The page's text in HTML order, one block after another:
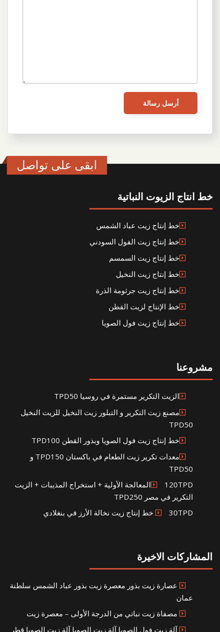
ابقى على تواصل
خط انتاج الزيوت النباتية
خط إنتاج زيت عباد الشمس
خط إنتاج زيت الفول السودني
خط إنتاج زيت السمسم
خط إنتاج زيت النخيل
خط إنتاج زيت جرثومة الذرة
خط الإنتاج لزيت القطن
خط إنتاج زيت فول الصويا
مشروعنا
الزيت التكرير مستمرة في روسيا TPD50
مصنع زيت التكرير و التبلور زيت النخيل للزيت النخيل
TPD50
خط إنتاج زيت فول الصويا وبذور القطن TPD100
معدات تكرير زيت الطعام في باكستان TPD150 و
TPD50
120TPDالمعالجة الأولية + استخراج المذيبات + الزيت
التكرير في مصر TPD250
30TPD خط إنتاج زيت نخالة الأرز في بنغلادي
المشاركات الاخيرة
عصارة زيت بذور معصرة زيت بذور عباد الشمس سلطنة
عمان
مصفاة زيت نباتي من الدرجة الأولى – معصرة زيت
آلة زيت فول الصويا آلة زيت الصويا آلة زيت الصويا قطر